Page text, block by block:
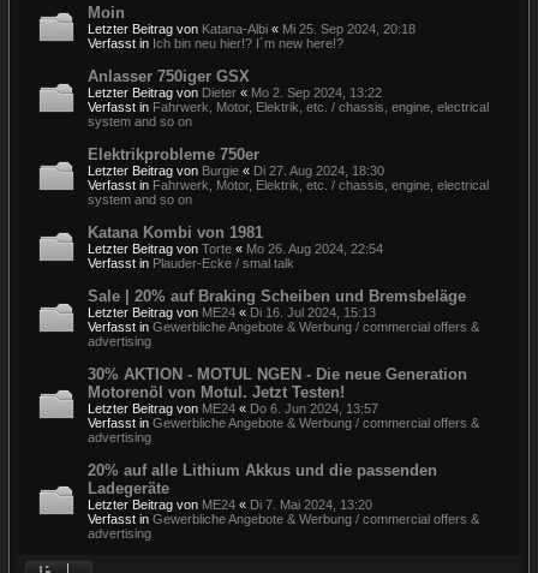
Moin
Letzter Beitrag von Katana-Albi « Mi 25. Sep 2024, 20:18
Verfasst in Ich bin neu hier!? I´m new here!?
Anlasser 750iger GSX
Letzter Beitrag von Dieter « Mo 2. Sep 2024, 13:22
Verfasst in Fahrwerk, Motor, Elektrik, etc. / chassis, engine, electrical
system and so on
Elektrikprobleme 750er
Letzter Beitrag von Burgie « Di 27. Aug 2024, 18:30
Verfasst in Fahrwerk, Motor, Elektrik, etc. / chassis, engine, electrical
system and so on
Katana Kombi von 1981
Letzter Beitrag von Torte « Mo 26. Aug 2024, 22:54
Verfasst in Plauder-Ecke / smal talk
Sale | 20% auf Braking Scheiben und Bremsbeläge
Letzter Beitrag von ME24 « Di 16. Jul 2024, 15:13
Verfasst in Gewerbliche Angebote & Werbung / commercial offers &
advertising
30% AKTION - MOTUL NGEN - Die neue Generation
Motorenöl von Motul. Jetzt Testen!
Letzter Beitrag von ME24 « Do 6. Jun 2024, 13:57
Verfasst in Gewerbliche Angebote & Werbung / commercial offers &
advertising
20% auf alle Lithium Akkus und die passenden
Ladegeräte
Letzter Beitrag von ME24 « Di 7. Mai 2024, 13:20
Verfasst in Gewerbliche Angebote & Werbung / commercial offers &
advertising